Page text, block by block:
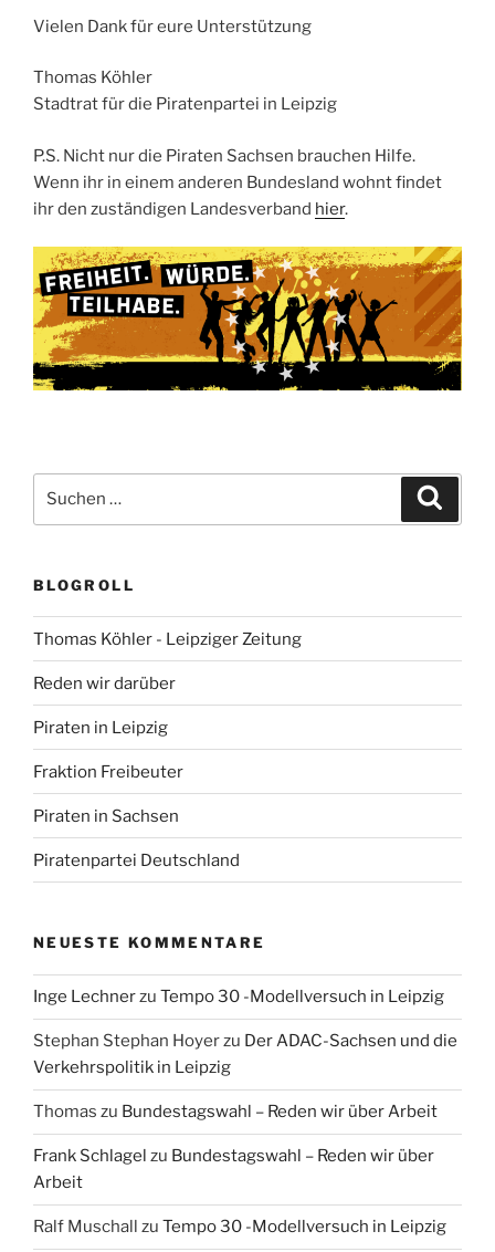
Vielen Dank für eure Unterstützung
Thomas Köhler
Stadtrat für die Piratenpartei in Leipzig
P.S. Nicht nur die Piraten Sachsen brauchen Hilfe.
Wenn ihr in einem anderen Bundesland wohnt findet
ihr den zuständigen Landesverband hier.
nach:
BLOGROLL
Thomas Köhler - Leipziger Zeitung
Reden wir darüber
Piraten in Leipzig
Fraktion Freibeuter
Piraten in Sachsen
Piratenpartei Deutschland
NEUESTE KOMMENTARE
Inge Lechnerzu Tempo 30 -Modellversuch in Leipzig
Stephan Stephan Hoyerzu Der ADAC-Sachsen und die
Verkehrspolitik in Leipzig
Thomas zu Bundestagswahl – Reden wir über Arbeit
Frank Schlagel zu Bundestagswahl – Reden wir über
Arbeit
Ralf Muschall zu Tempo 30 -Modellversuch in Leipzig